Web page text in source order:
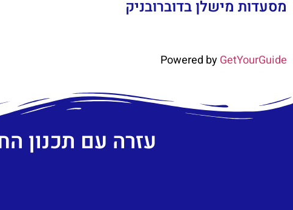
מסעדות מישלן בדוברובניק
Powered byGetYourGuide
עזרה עם תכנון